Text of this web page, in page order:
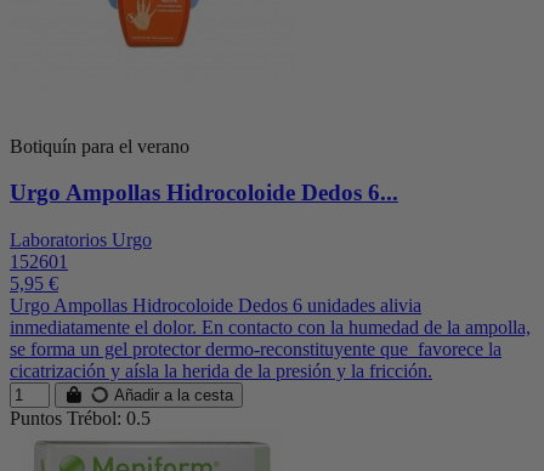
Botiquín para el verano
Urgo Ampollas Hidrocoloide Dedos 6...
Laboratorios Urgo
152601
5,95 €
Urgo Ampollas Hidrocoloide Dedos 6 unidades alivia
inmediatamente el dolor. En contacto con la humedad de la ampolla,
se forma un gel protector dermo-reconstituyente que favorece la
cicatrización y aísla la herida de la presión y la fricción.
Añadir a la cesta
Puntos Trébol: 0.5